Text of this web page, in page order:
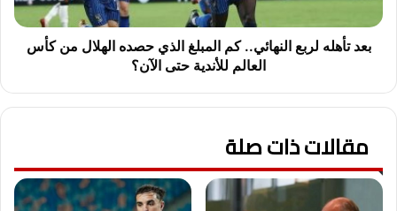
س
ي
ل
ى
ل
ا
ئ
بعد تأهله لربع النهائي.. كم المبلغ الذي حصده الهلال من كأس
العالم للأندية حتى الآن؟
مقالات ذات صلة